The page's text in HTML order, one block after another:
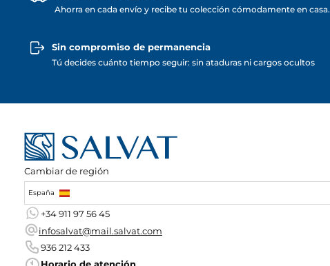
Ahorra en cada envío y recibe tu colección cómodamente en casa.
Sin compromiso de permanencia
Tú decides cuánto tiempo seguir: sin ataduras ni cargos ocultos
Cambiar de región
España
+34 911 97 56 45
infosalvat@mail.salvat.com
936 212 433